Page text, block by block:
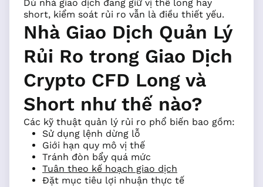
Dù nhà giao dịch đang giữ vị thế long hay
short, kiểm soát rủi ro vẫn là điều thiết yếu.
Nhà Giao Dịch Quản Lý
Rủi Ro trong Giao Dịch
Crypto CFD Long và
Short như thế nào?
Các kỹ thuật quản lý rủi ro phổ biến bao gồm:
Sử dụng lệnh dừng lỗ
Giới hạn quy mô vị thế
Tránh đòn bẩy quá mức
Tuân theo kế hoạch giao dịch
Đặt mục tiêu lợi nhuận thực tế